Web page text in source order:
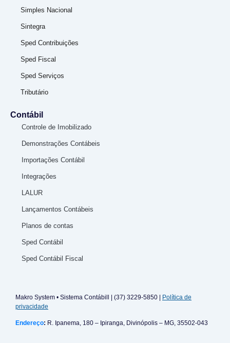
Simples Nacional
Sintegra
Sped Contribuições
Sped Fiscal
Sped Serviços
Tributário
Contábil
Controle de Imobilizado
Demonstrações Contábeis
Importações Contábil
Integrações
LALUR
Lançamentos Contábeis
Planos de contas
Sped Contábil
Sped Contábil Fiscal
Makro System • Sistema Contábill | (37) 3229-5850 |
Política de
privacidade
Endereço: R. Ipanema, 180 – Ipiranga, Divinópolis – MG, 35502-043